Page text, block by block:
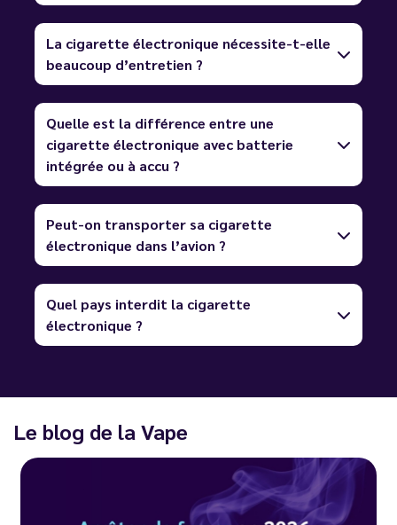
La cigarette électronique nécessite-t-elle
beaucoup d’entretien ?
Quelle est la différence entre une
cigarette électronique avec batterie
intégrée ou à accu ?
Peut-on transporter sa cigarette
électronique dans l’avion ?
Quel pays interdit la cigarette
électronique ?
Le blog de la Vape